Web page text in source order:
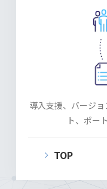
導入支援、バージ
ト、ポー
TOP